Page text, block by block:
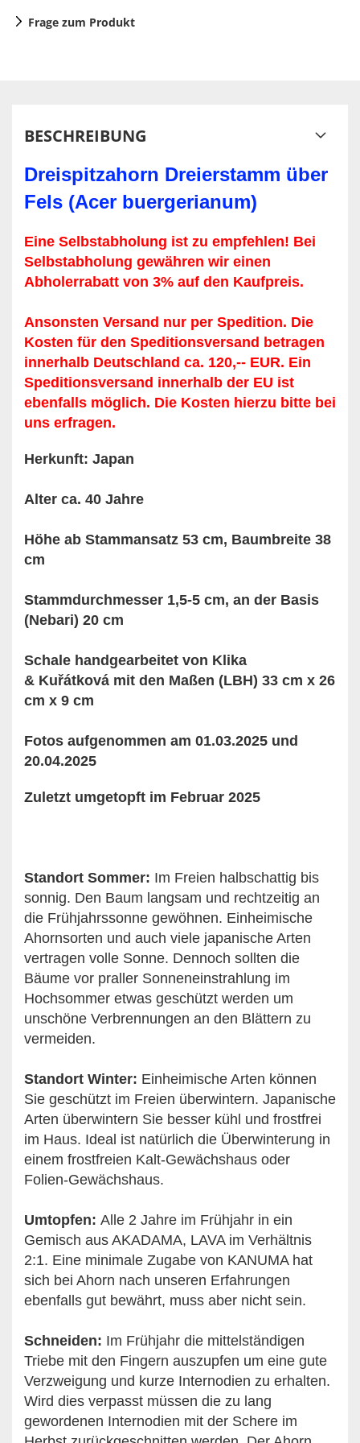
Frage zum Produkt
BESCHREIBUNG
Dreispitzahorn Dreierstamm über
Fels (Acer buergerianum)
Eine Selbstabholung ist zu empfehlen! Bei
Selbstabholung gewähren wir einen
Abholerrabatt von 3% auf den Kaufpreis.
Ansonsten Versand nur per Spedition. Die
Kosten für den Speditionsversand betragen
innerhalb Deutschland ca. 120,-- EUR. Ein
Speditionsversand innerhalb der EU ist
ebenfalls möglich. Die Kosten hierzu bitte bei
uns erfragen.
Herkunft: Japan
Alter ca. 40 Jahre
Höhe ab Stammansatz 53 cm, Baumbreite 38
cm
Stammdurchmesser 1,5-5 cm, an der Basis
(Nebari) 20 cm
Schale handgearbeitet von Klika
& Kuřátková mit den Maßen (LBH) 33 cm x 26
cm x 9 cm
Fotos aufgenommen am 01.03.2025 und
20.04.2025
Zuletzt umgetopft im Februar 2025
Standort Sommer: Im Freien halbschattig bis
sonnig. Den Baum langsam und rechtzeitig an
die Frühjahrssonne gewöhnen. Einheimische
Ahornsorten und auch viele japanische Arten
vertragen volle Sonne. Dennoch sollten die
Bäume vor praller Sonneneinstrahlung im
Hochsommer etwas geschützt werden um
unschöne Verbrennungen an den Blättern zu
vermeiden.
Standort Winter: Einheimische Arten können
Sie geschützt im Freien überwintern. Japanische
Arten überwintern Sie besser kühl und frostfrei
im Haus. Ideal ist natürlich die Überwinterung in
einem frostfreien Kalt-Gewächshaus oder
Folien-Gewächshaus.
Umtopfen: Alle 2 Jahre im Frühjahr in ein
Gemisch aus AKADAMA, LAVA im Verhältnis
2:1. Eine minimale Zugabe von KANUMA hat
sich bei Ahorn nach unseren Erfahrungen
ebenfalls gut bewährt, muss aber nicht sein.
Schneiden: Im Frühjahr die mittelständigen
Triebe mit den Fingern auszupfen um eine gute
Verzweigung und kurze Internodien zu erhalten.
Wird dies verpasst müssen die zu lang
gewordenen Internodien mit der Schere im